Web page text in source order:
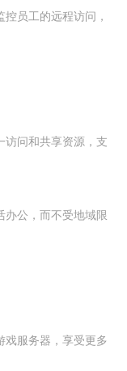
员工的远程访问，
访问和共享资源，支
办公，而不受地域限
服务器，享受更多